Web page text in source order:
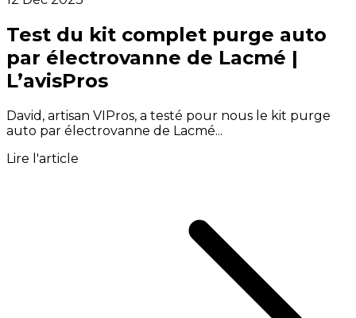
Test du kit complet purge auto
par électrovanne de Lacmé |
L’avisPros
David, artisan VIPros, a testé pour nous le kit purge
auto par électrovanne de Lacmé...
Lire l'article